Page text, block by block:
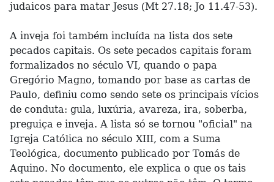
judaicos para matar Jesus (Mt 27.18; Jo 11.47-53).
A inveja foi também incluída na lista dos sete
pecados capitais. Os sete pecados capitais foram
formalizados no século VI, quando o papa
Gregório Magno, tomando por base as cartas de
Paulo, definiu como sendo sete os principais vícios
de conduta: gula, luxúria, avareza, ira, soberba,
preguiça e inveja. A lista só se tornou "oficial" na
Igreja Católica no século XIII, com a Suma
Teológica, documento publicado por Tomás de
Aquino. No documento, ele explica o que os tais